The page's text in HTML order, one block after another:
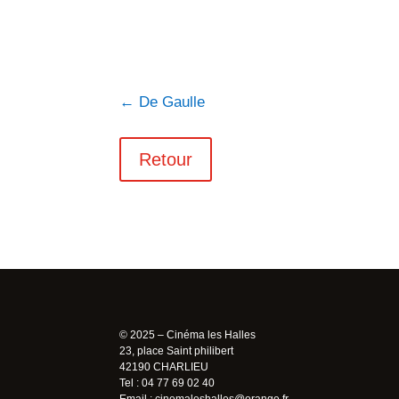
← De Gaulle
Retour
© 2025 – Cinéma les Halles
23, place Saint philibert
42190 CHARLIEU
Tel : 04 77 69 02 40